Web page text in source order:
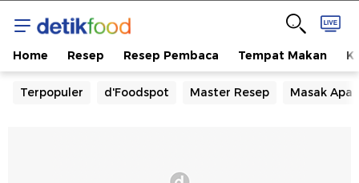
Home Resep Resep Pembaca Tempat Makan
Terpopuler d'Foodspot Master Resep Masak Apa